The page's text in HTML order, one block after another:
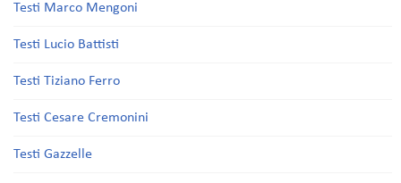
Testi Marco Mengoni
Testi Lucio Battisti
Testi Tiziano Ferro
Testi Cesare Cremonini
Testi Gazzelle